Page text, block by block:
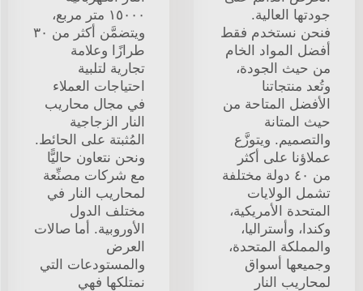
جودتها العالية.
فنحن نستخدم فقط
أفضل المواد الخام
من حيث الجودة،
وتُعد منتجاتنا
الأفضل المتاحة من
حيث المتانة
والتصميم. ويتوزَّع
عملاؤنا على أكثر
من ٤٠ دولة مختلفة
تشمل الولايات
المتحدة الأمريكية،
وكندا، وأستراليا،
والمملكة المتحدة،
وجميعها أسواق
لمحاريب النار
١٥٠٠٠ متر مربع،
ويتضمَّن أكثر من ٣٠
طرازًا وعلامة
تجارية لتلبية
احتياجات العملاء
في مجال محاريب
النار الزجاجية
المُثبتة على الحائط.
ونحن نتعاون حاليًّا
مع شركات مصنِّعة
لمحاريب النار في
مختلف الدول
الأوروبية. أما صالات
العرض
والمستودعات التي
نمتلكها فهي